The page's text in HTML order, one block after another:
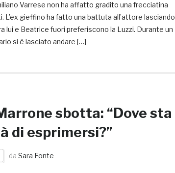
Varrese non ha affatto gradito una frecciatina
L’ex gieffino ha fatto una battuta all’attore lasciando
lui e Beatrice fuori preferiscono la Luzzi. Durante un
si è lasciato andare […]
sbotta: “Dove sta
di esprimersi?”
da Sara Fonte